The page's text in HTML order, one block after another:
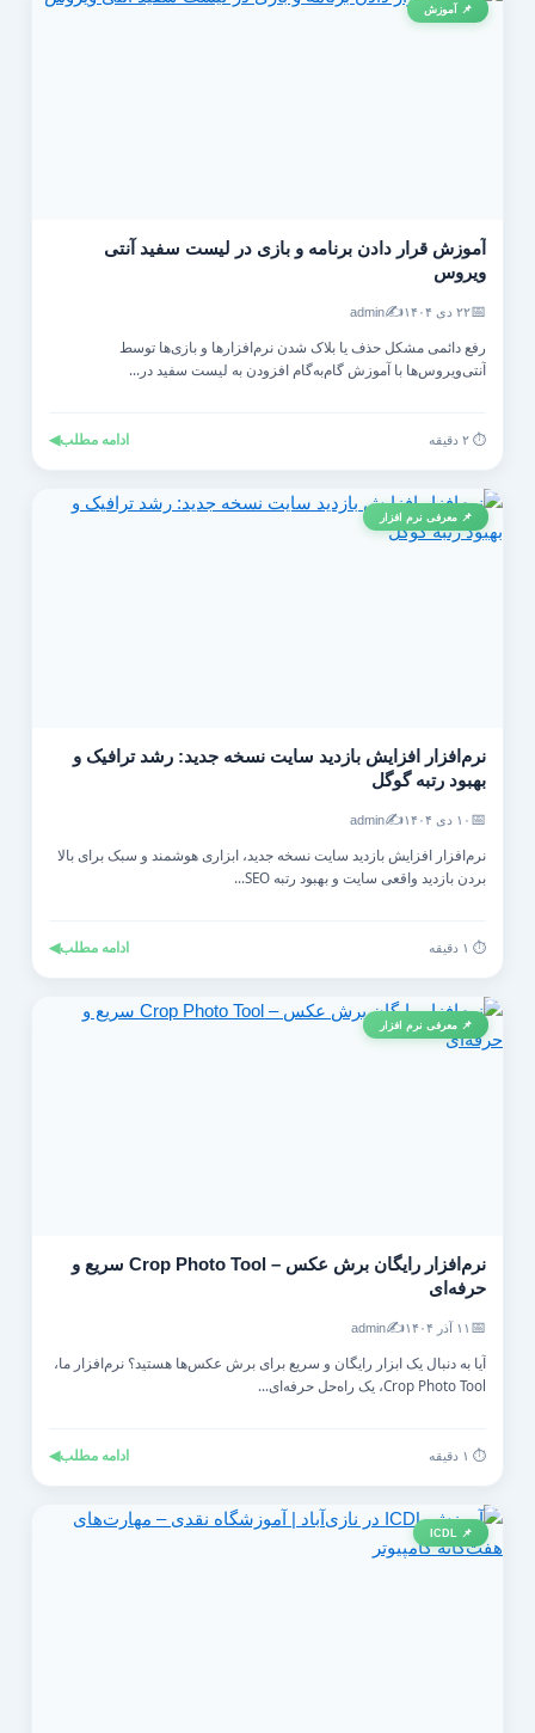
📌 آموزش
آموزش قرار دادن برنامه و بازی در لیست سفید آنتی‌
ویروس
۲۲ دی ۱۴۰۴ ✍️
admin
رفع دائمی مشکل حذف یا بلاک شدن نرم‌افزارها و بازی‌ها توسط
آنتی‌ویروس‌ها با آموزش گام‌به‌گام افزودن به لیست سفید در...
ادامه مطلب◀
📌 معرفی نرم افزار
نرم‌افزار افزایش بازدید سایت نسخه جدید: رشد ترافیک و
بهبود رتبه گوگل
۱۰ دی ۱۴۰۴ ✍️
admin
نرم‌افزار افزایش بازدید سایت نسخه جدید، ابزاری هوشمند و سبک برای بالا
بردن بازدید واقعی سایت و بهبود رتبه SEO...
ادامه مطلب◀
📌 معرفی نرم افزار
نرم‌افزار رایگان برش عکس – Crop Photo Tool سریع و
حرفه‌ای
۱۱ آذر ۱۴۰۴ ✍️
admin
آیا به دنبال یک ابزار رایگان و سریع برای برش عکس‌ها هستید؟ نرم‌افزار ما،
Crop Photo Tool، یک راه‌حل حرفه‌ای...
ادامه مطلب◀
📌 ICDL